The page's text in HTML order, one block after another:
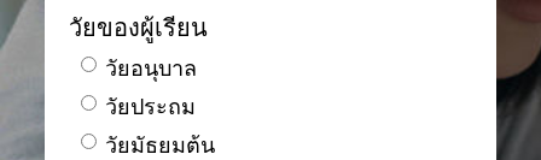
วัยของผู้เรียน
วัยอนุบาล
วัยประถม
วัยมัธยมต้น